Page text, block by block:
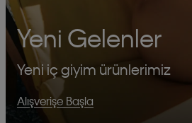
Yeni Gelenler
Yeni iç giyim ürünlerimiz
Alışverişe Başla